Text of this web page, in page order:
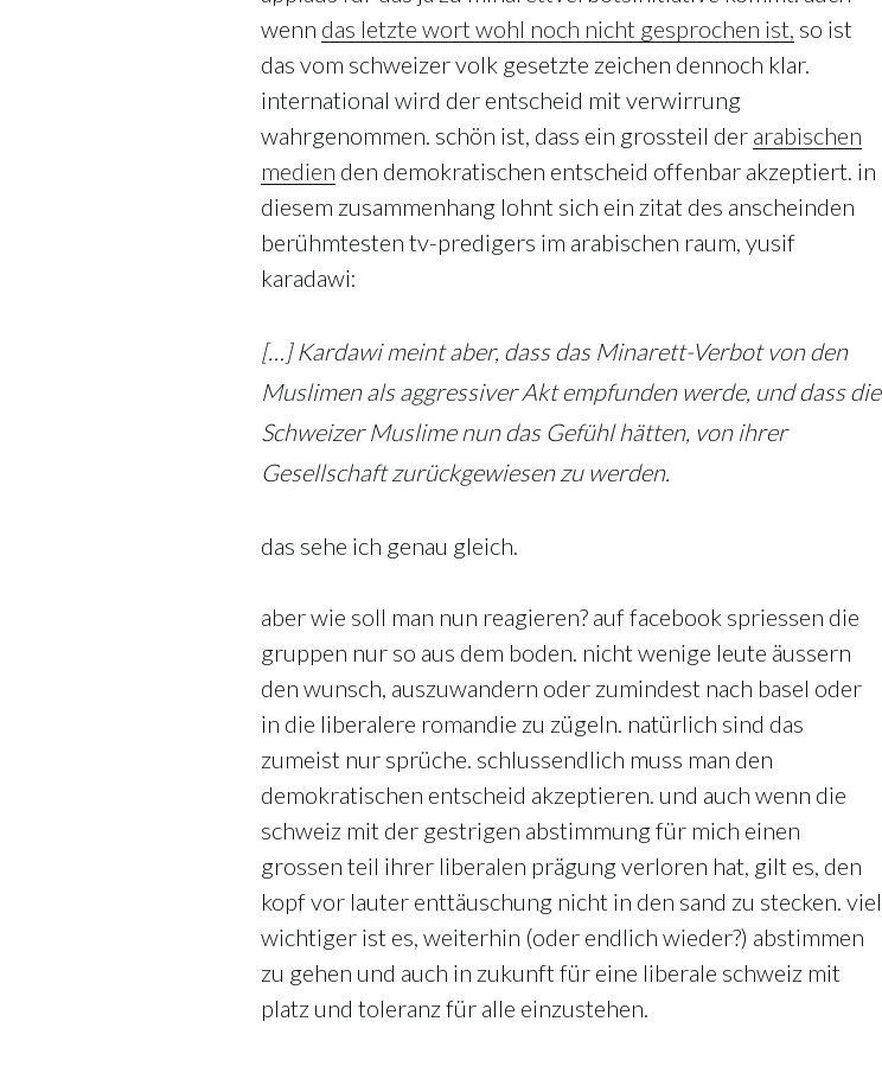
wenn das letzte wort wohl noch nicht gesprochen ist, so ist
das vom schweizer volk gesetzte zeichen dennoch klar.
international wird der entscheid mit verwirrung
wahrgenommen. schön ist, dass ein grossteil der arabischen
medien den demokratischen entscheid offenbar akzeptiert. in
diesem zusammenhang lohnt sich ein zitat des anscheinden
berühmtesten tv-predigers im arabischen raum, yusif
karadawi:
[…] Kardawi meint aber, dass das Minarett-Verbot von den
Muslimen als aggressiver Akt empfunden werde, und dass die
Schweizer Muslime nun das Gefühl hätten, von ihrer
Gesellschaft zurückgewiesen zu werden.
das sehe ich genau gleich.
aber wie soll man nun reagieren? auf facebook spriessen die
gruppen nur so aus dem boden. nicht wenige leute äussern
den wunsch, auszuwandern oder zumindest nach basel oder
in die liberalere romandie zu zügeln. natürlich sind das
zumeist nur sprüche. schlussendlich muss man den
demokratischen entscheid akzeptieren. und auch wenn die
schweiz mit der gestrigen abstimmung für mich einen
grossen teil ihrer liberalen prägung verloren hat, gilt es, den
kopf vor lauter enttäuschung nicht in den sand zu stecken. viel
wichtiger ist es, weiterhin (oder endlich wieder?) abstimmen
zu gehen und auch in zukunft für eine liberale schweiz mit
platz und toleranz für alle einzustehen.